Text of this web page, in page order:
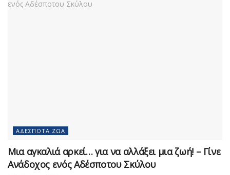
ΑΔΈΣΠΟΤΑ ΖΏΑ
Μια αγκαλιά αρκεί… για να αλλάξει μια ζωή! – Γίνε
Ανάδοχος ενός Αδέσποτου Σκύλου